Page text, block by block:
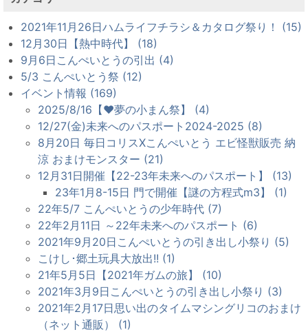
2021年11月26日ハムライフチラシ＆カタログ祭り！ (15)
12月30日【熱中時代】 (18)
9月6日こんぺいとうの引出 (4)
5/3 こんぺいとう祭 (12)
イベント情報 (169)
2025/8/16【♥夢の小まん祭】 (4)
12/27(金)未来へのパスポート2024-2025 (8)
8月20日 毎日コリスXこんぺいとう エビ怪獣販売 納
涼 おまけモンスター (21)
12月31日開催【22-23年未来へのパスポート】 (13)
23年1月8-15日 門で開催【謎の方程式m3】 (1)
22年5/7 こんぺいとうの少年時代 (7)
22年2月11日 ～22年未来へのパスポート (6)
2021年9月20日こんぺいとうの引き出し小祭り (5)
こけし･郷土玩具大放出!! (1)
21年5月5日【2021年ガムの旅】 (10)
2021年3月9日こんぺいとうの引き出し小祭り (3)
2021年2月17日思い出のタイムマシングリコのおまけ
（ネット通販） (1)